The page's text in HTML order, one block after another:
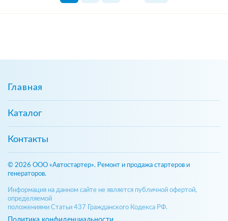
Главная
Каталог
Контакты
© 2026 ООО «Автостартер». Ремонт и продажа стартеров и
генераторов.
Информация на данном сайте не является публичной офертой,
определяемой
положениями Статьи 437 Гражданского Кодекса РФ.